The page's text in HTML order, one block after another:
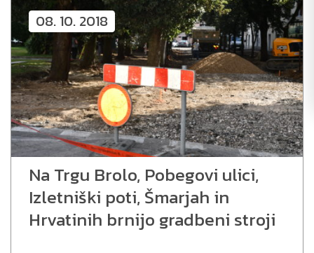
08. 10. 2018
Na Trgu Brolo, Pobegovi ulici,
Izletniški poti, Šmarjah in
Hrvatinih brnijo gradbeni stroji